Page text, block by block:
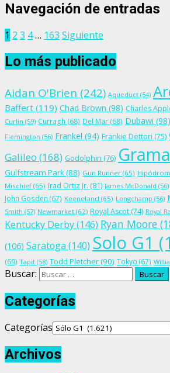
Navegación de entradas
1 2 3 4… 163 Siguiente
Lo más publicado
Aidan O'Brien (242) Aqueduct (54)
Baffert (119) Chad Brown (98) Charles
Curlin (59) Curragh (68) Del Mar (68) Dubawi (98)
Flemington (56) Frankel (94) Frankie Dettori (75)
Galileo (168) Godolphin (76) Grama
Gulfstream Park(88) Gun Runner (65)
Mischief (65) Irad Ortiz Jr. (81) James McDonald (56)
John Gosden (67) Keeneland (65) Longchamp (56)
Smith (57) Newmarket (62) Royal Ascot (74) Royal
Kentucky Derby(146) Ryan Moore
(106) Saratoga (140) Solo G1
(69) Tapit (58) Todd Pletcher(90) Tokyo (67)
Buscar:
Categorías
Categorías
Archivos